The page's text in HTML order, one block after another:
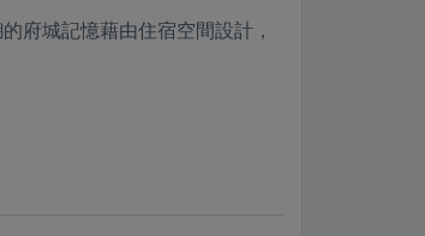
府城記憶藉由住宿空間設計，